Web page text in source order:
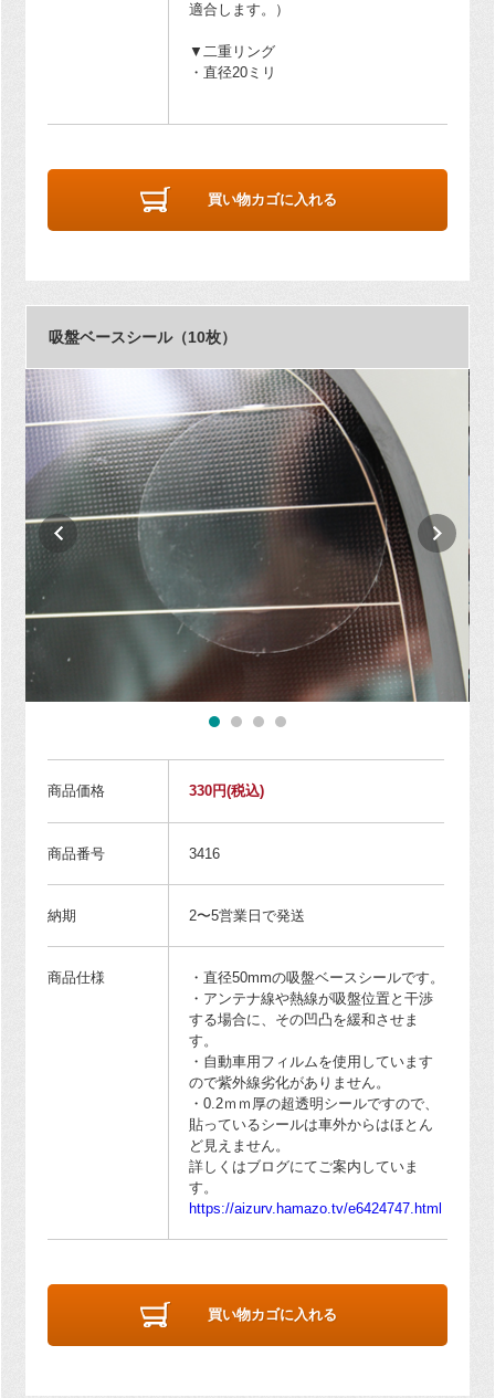
適合します。）
▼二重リング
・直径20ミリ
買い物カゴに入れる
吸盤ベースシール（10枚）
商品価格 330円(税込)
商品番号 3416
納期 2〜5営業日で発送
商品仕様
・直径50mmの吸盤ベースシールです。
・アンテナ線や熱線が吸盤位置と干渉
する場合に、その凹凸を緩和させま
す。
・自動車用フィルムを使用しています
ので紫外線劣化がありません。
・0.2ｍｍ厚の超透明シールですので、
貼っているシールは車外からはほとん
ど見えません。
詳しくはブログにてご案内していま
す。
https://aizurv.hamazo.tv/e6424747.html
買い物カゴに入れる